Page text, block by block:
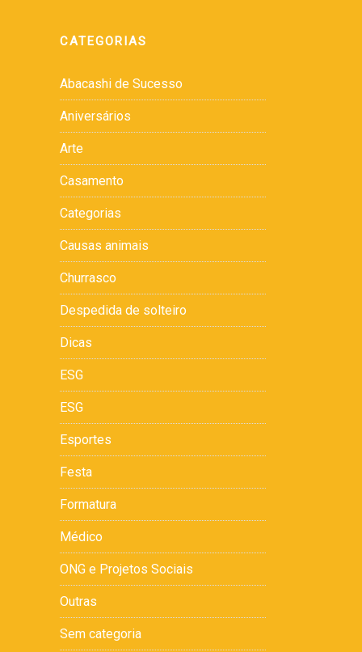
CATEGORIAS
Abacashi de Sucesso
Aniversários
Arte
Casamento
Categorias
Causas animais
Churrasco
Despedida de solteiro
Dicas
ESG
ESG
Esportes
Festa
Formatura
Médico
ONG e Projetos Sociais
Outras
Sem categoria